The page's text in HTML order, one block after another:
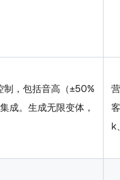
制，包括音高（±50%
成。生成无限变体，
k